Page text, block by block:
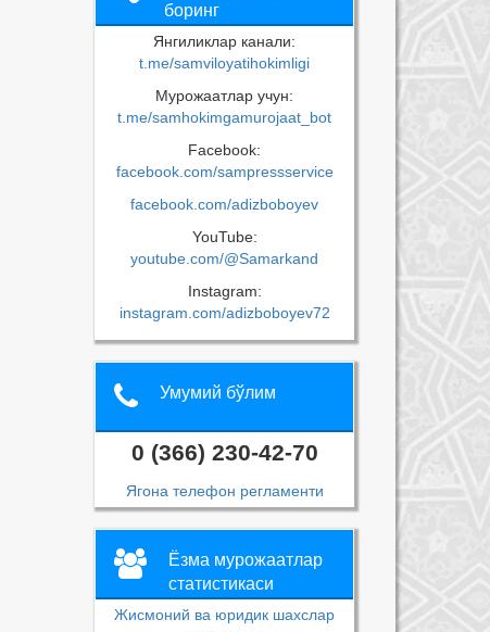
боринг
Янгиликлар канали:
t.me/samviloyatihokimligi
Мурожаатлар учун:
t.me/samhokimgamurojaat_bot
Facebook:
facebook.com/sampressservice
facebook.com/adizboboyev
YouTube:
youtube.com/@Samarkand
Instagram:
instagram.com/adizboboyev72
Умумий бўлим
0 (366) 230-42-70
Ягона телефон регламенти
Ёзма мурожаатлар
статистикаси
Жисмоний ва юридик шахслар